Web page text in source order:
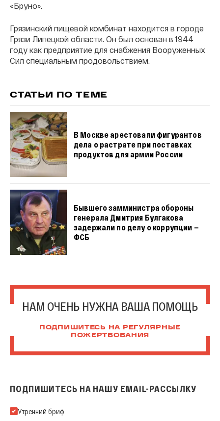
«Бруно».
Грязинский пищевой комбинат находится в городе
Грязи Липецкой области. Он был основан в 1944
году как предприятие для снабжения Вооруженных
Сил специальным продовольствием.
СТАТЬИ ПО ТЕМЕ
В Москве арестовали фигурантов
дела о растрате при поставках
продуктов для армии России
Бывшего замминистра обороны
генерала Дмитрия Булгакова
задержали по делу о коррупции —
ФСБ
НАМ ОЧЕНЬ НУЖНА ВАША ПОМОЩЬ
ПОДПИШИТЕСЬ НА РЕГУЛЯРНЫЕ
ПОЖЕРТВОВАНИЯ
ПОДПИШИТЕСЬ НА НАШУ EMAIL-РАССЫЛКУ
Подпишитесь на нашу Email-рассылку
Утренний бриф